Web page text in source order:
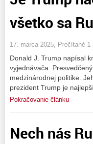
všetko sa
17. marca 2025, Prečítané 1
Donald J. Trump napísal
vyjednávača.
medzinárodnej politike.
prezident Trump je
Pokračovanie článku
Nech nás